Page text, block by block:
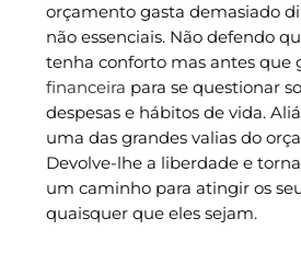
orçamento gasta demasiado
não essenciais. Não defendo
tenha conforto mas antes que
financeira para se questionar
despesas e hábitos de vida.
uma das grandes valias do
Devolve-lhe a liberdade e
um caminho para atingir os
quaisquer que eles sejam.